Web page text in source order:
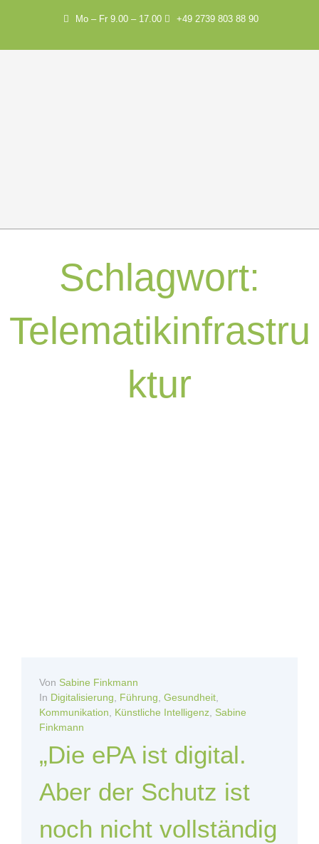
Mo – Fr 9.00 – 17.00 +49 2739 803 88 90
Schlagwort:
Telematikinfrastru
ktur
Von Sabine Finkmann
In Digitalisierung Führung Gesundheit
Kommunikation
Künstliche Intelligenz Sabine
Finkmann
„Die ePA ist digital.
Aber der Schutz ist
noch nicht vollständig